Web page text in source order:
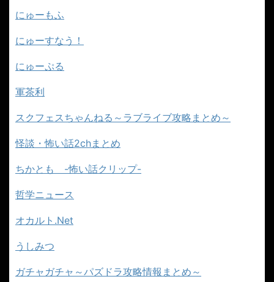
にゅーもふ
にゅーすなう！
にゅーぷる
軍茶利
スクフェスちゃんねる～ラブライブ攻略まとめ～
怪談・怖い話2chまとめ
ちかとも -怖い話クリップ-
哲学ニュース
オカルト.Net
うしみつ
ガチャガチャ～パズドラ攻略情報まとめ～